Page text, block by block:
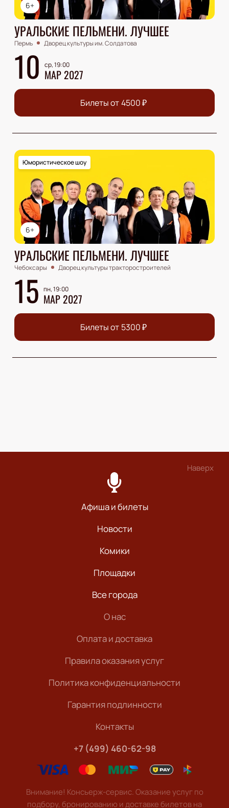
6+
УРАЛЬСКИЕ ПЕЛЬМЕНИ. ЛУЧШЕЕ
Пермь Дворец культуры им. Солдатова
10 ср, 19:00
МАР 2027
Билеты от4500₽
6+
Юмористическое шоу
УРАЛЬСКИЕ ПЕЛЬМЕНИ. ЛУЧШЕЕ
Чебоксары Дворец культуры тракторостроителей
15 пн, 19:00
МАР 2027
Билеты от 5300₽
Наверх
Афиша и билеты
Новости
Комики
Площадки
Все города
О нас
Оплата и доставка
Правила оказания услуг
Политика конфиденциальности
Гарантия подлинности
Контакты
+7 (499) 460-62-98
Внимание! Консьерж-сервис. Оказание услуг по
подбору, бронированию и доставке билетов на